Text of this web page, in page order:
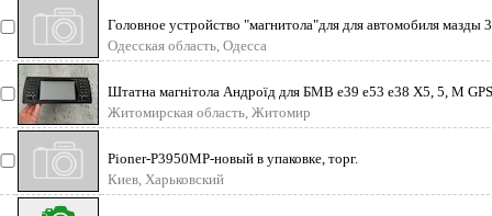
Головное устройство "магнитола"для для автомобиля мазды
состоянии
Одесская область, Одесса
Штатна магнітола Андроїд для БМВ е39 е53 е38 Х5, 5, М
радіо Операци
Житомирская область, Житомир
Pioner-P3950MP-новый в упаковке, торг.
Киев, Харьковский